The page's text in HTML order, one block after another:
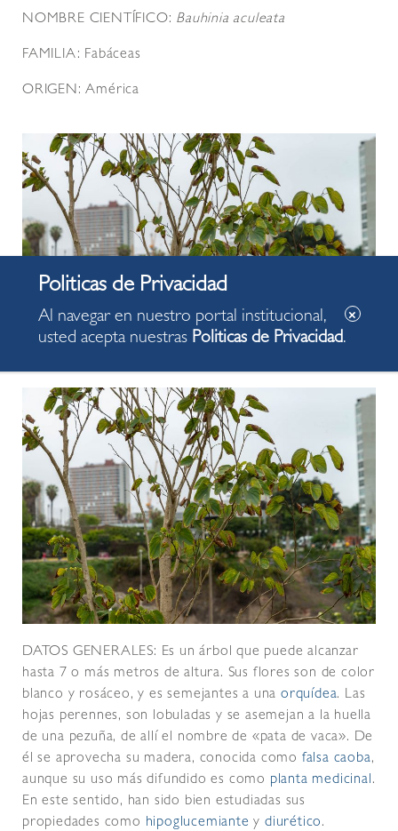
NOMBRE CIENTÍFICO: Bauhinia aculeata
FAMILIA: Fabáceas
ORIGEN: América
DATOS GENERALES: Es un árbol que puede alcanzar
hasta 7 o más metros de altura. Sus flores son de color
blanco y rosáceo, y es semejantes a una orquídea. Las
hojas perennes, son lobuladas y se asemejan a la huella
de una pezuña, de allí el nombre de «pata de vaca». De
él se aprovecha su madera, conocida como falsa caoba,
aunque su uso más difundido es como planta medicinal.
En este sentido, han sido bien estudiadas sus
propiedades como hipoglucemiante ydiurético.
Al navegar en nuestro portal institucional,
usted acepta nuestras Politicas de Privacidad.